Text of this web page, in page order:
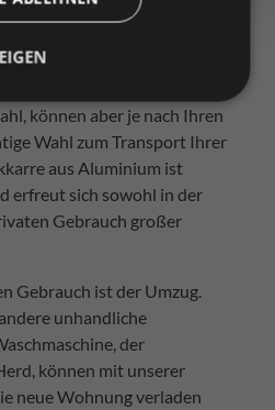
von
können aber je nach Ihren
Wahl zum Transport Ihrer
aus Aluminium ist
erfreut sich sowohl in der
Gebrauch großer
Gebrauch ist der Umzug.
unhandliche
der
können mit unserer
neue Wohnung verladen